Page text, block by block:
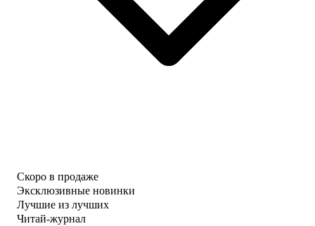
Скоро в продаже
Эксклюзивные новинки
Лучшие из лучших
Читай-журнал